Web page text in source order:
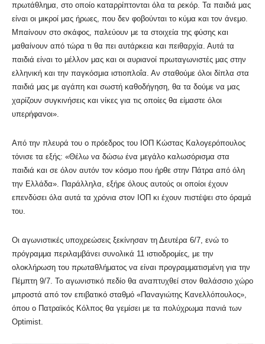
πρωτάθλημα, στο οποίο καταρρίπτονται όλα τα ρεκόρ. Τα παιδιά μας
είναι οι μικροί μας ήρωες, που δεν φοβούνται το κύμα και τον άνεμο.
Μπαίνουν στο σκάφος, παλεύουν με τα στοιχεία της φύσης και
μαθαίνουν από τώρα τι θα πει αυτάρκεια και πειθαρχία. Αυτά τα
παιδιά είναι το μέλλον μας και οι αυριανοί πρωταγωνιστές μας στην
ελληνική και την παγκόσμια ιστιοπλοΐα. Αν σταθούμε όλοι δίπλα στα
παιδιά μας με αγάπη και σωστή καθοδήγηση, θα τα δούμε να μας
χαρίζουν συγκινήσεις και νίκες για τις οποίες θα είμαστε όλοι
υπερήφανοι».
Από την πλευρά του ο πρόεδρος του ΙΟΠ Κώστας Καλογερόπουλος
τόνισε τα εξής: «Θέλω να δώσω ένα μεγάλο καλωσόρισμα στα
παιδιά και σε όλον αυτόν τον κόσμο που ήρθε στην Πάτρα από όλη
την Ελλάδα». Παράλληλα, εξήρε όλους αυτούς οι οποίοι έχουν
επενδύσει όλα αυτά τα χρόνια στον ΙΟΠ κι έχουν πιστέψει στο όραμά
του.
Οι αγωνιστικές υποχρεώσεις ξεκίνησαν τη Δευτέρα 6/7, ενώ το
πρόγραμμα περιλαμβάνει συνολικά 11 ιστιοδρομίες, με την
ολοκλήρωση του πρωταθλήματος να είναι προγραμματισμένη για την
Πέμπτη 9/7. Το αγωνιστικό πεδίο θα αναπτυχθεί στον θαλάσσιο χώρο
μπροστά από τον επιβατικό σταθμό «Παναγιώτης Κανελλόπουλος»,
όπου ο Πατραϊκός Κόλπος θα γεμίσει με τα πολύχρωμα πανιά των
Optimist.